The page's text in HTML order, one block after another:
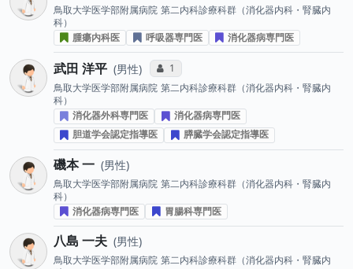
鳥取大学医学部附属病院 第二内科診療科群（消化器内科・腎臓内
科）
腫瘍内科医
呼吸器専門医 消化器病専門医
武田 洋平 男性 コミュニケーション・タイプ投票数
1
鳥取大学医学部附属病院 第二内科診療科群（消化器内科・腎臓内
科）
消化器外科専門医
消化器病専門医
胆道学会認定指導医
膵臓学会認定指導医
磯本 一 男性
鳥取大学医学部附属病院 第二内科診療科群（消化器内科・腎臓内
科）
消化器病専門医
胃腸科専門医
八島 一夫 男性
鳥取大学医学部附属病院 第二内科診療科群（消化器内科・腎臓内